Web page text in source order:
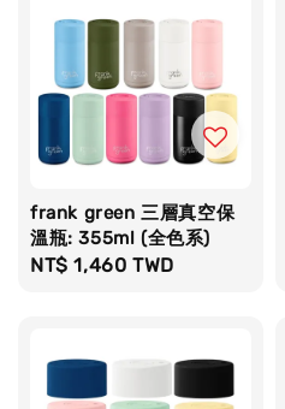
frank green 三層真空保
溫瓶: 355ml (全色系)
Regular
NT$ 1,460 TWD